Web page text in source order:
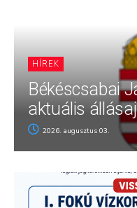
HÍREK
Békéscsabai
aktuális
2026. augusztus 03.